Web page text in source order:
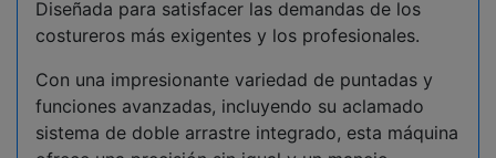
Diseñada para satisfacer las demandas de los
costureros más exigentes y los profesionales.
Con una impresionante variedad de puntadas y
funciones avanzadas, incluyendo su aclamado
sistema de doble arrastre integrado, esta máquina